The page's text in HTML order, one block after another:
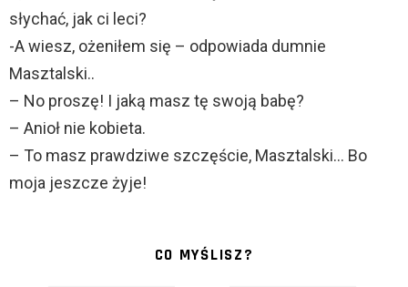
słychać, jak ci leci?
-A wiesz, ożeniłem się – odpowiada dumnie
Masztalski..
– No proszę! I jaką masz tę swoją babę?
– Anioł nie kobieta.
– To masz prawdziwe szczęście, Masztalski… Bo
moja jeszcze żyje!
CO MYŚLISZ?